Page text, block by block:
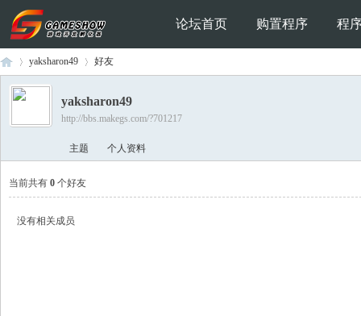
论坛首页 购置程序 程
›
yaksharon49 好友
yaksharon49
http://bbs.makegs.com/?701217
主题 个人资料
当前共有 0 个好友
没有相关成员